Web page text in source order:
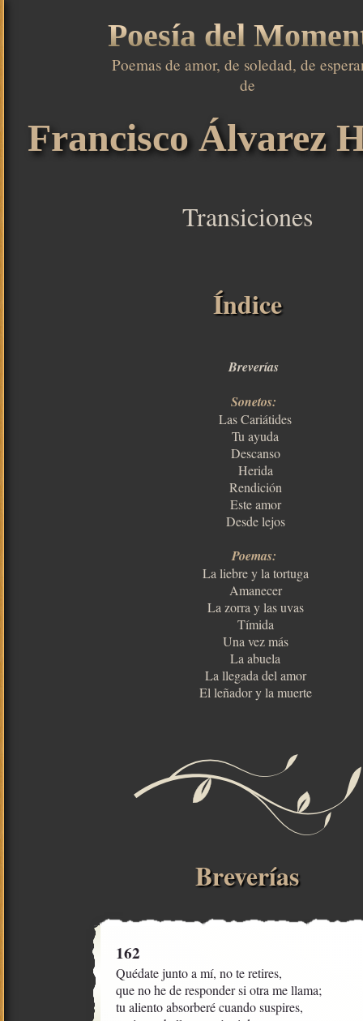
Poesía del
Poemas de amor, de soledad, de
de
Francisco Álvarez
Transiciones
Índice
Breverías
Sonetos:
Las Cariátides
Tu ayuda
Descanso
Herida
Rendición
Este amor
Desde lejos
Poemas:
La liebre y la tortuga
Amanecer
La zorra y las uvas
Tímida
Una vez más
La abuela
La llegada del amor
El leñador y la muerte
Breverías
162
Quédate junto a mí, no te retires,
que no he de responder si otra me llama;
tu aliento absorberé cuando suspires,